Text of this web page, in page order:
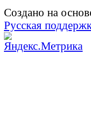
Создано на
Русская